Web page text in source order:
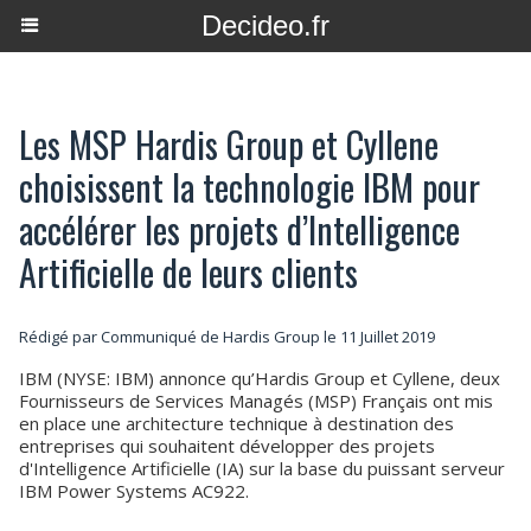
Decideo.fr
Les MSP Hardis Group et Cyllene
choisissent la technologie IBM pour
accélérer les projets d’Intelligence
Artificielle de leurs clients
Rédigé par Communiqué de Hardis Group le 11 Juillet 2019
IBM (NYSE: IBM) annonce qu’Hardis Group et Cyllene, deux
Fournisseurs de Services Managés (MSP) Français ont mis
en place une architecture technique à destination des
entreprises qui souhaitent développer des projets
d'Intelligence Artificielle (IA) sur la base du puissant serveur
IBM Power Systems AC922.